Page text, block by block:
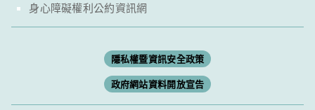
身心障礙權利公約資訊網
隱私權暨資訊安全政策
政府網站資料開放宣告